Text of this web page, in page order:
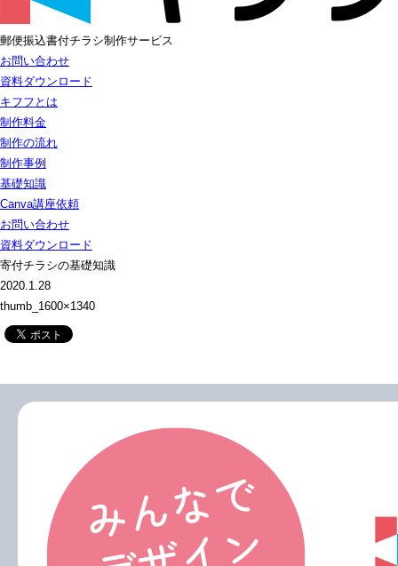
郵便振込書付チラシ制作サービス
お問い合わせ
資料ダウンロード
キフフとは
制作料金
制作の流れ
制作事例
基礎知識
Canva講座依頼
お問い合わせ
資料ダウンロード
寄付チラシの基礎知識
2020.1.28
thumb_1600×1340